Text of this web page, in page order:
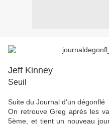
Jeff Kinney
Seuil
Suite du Journal d'un dégonflé
On retrouve Greg après les
5ème, et tient un nouveau